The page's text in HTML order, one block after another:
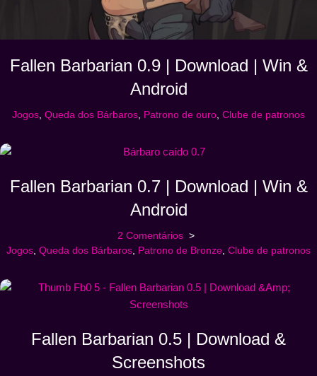
Fallen Barbarian 0.9 | Download | Win &
Android
Jogos Queda dos Bárbaros Patrono de ouro Clube de patronos
Fallen Barbarian 0.7 | Download | Win &
Android
2 Comentários
Jogos Queda dos Bárbaros Patrono de Bronze Clube de patronos
Fallen Barbarian 0.5 | Download &
Screenshots